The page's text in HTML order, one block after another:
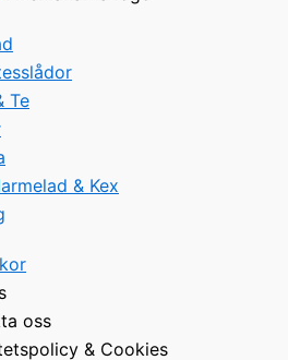
Te
& Kex
oss
& Cookies